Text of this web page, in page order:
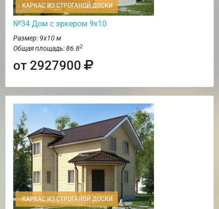
КАРКАС ИЗ СТРОГАНОЙ ДОСКИ
№34 Дом с эркером 9х10
Размер: 9х10 м
Общая площадь: 86.82
от 2927900
КАРКАС ИЗ СТРОГАНОЙ ДОСКИ